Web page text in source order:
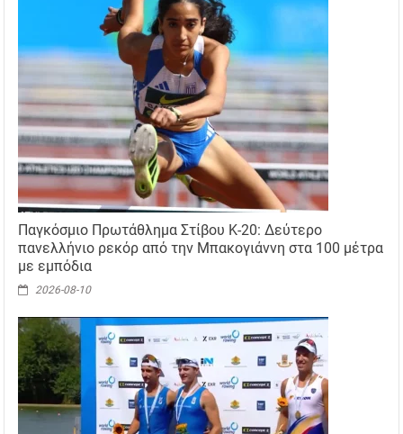
Παγκόσμιο Πρωτάθλημα Στίβου Κ-20: Δεύτερο
πανελλήνιο ρεκόρ από την Μπακογιάννη στα 100 μέτρα
με εμπόδια
2026-08-10